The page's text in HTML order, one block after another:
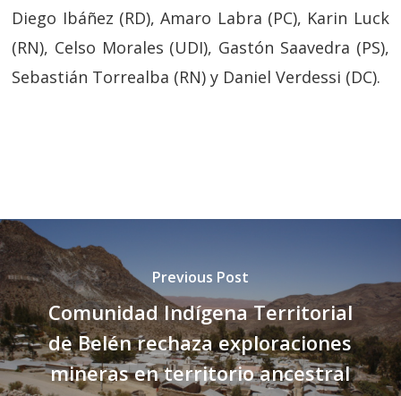
Diego Ibáñez (RD), Amaro Labra (PC), Karin Luck
(RN), Celso Morales (UDI), Gastón Saavedra (PS),
Sebastián Torrealba (RN) y Daniel Verdessi (DC).
Previous Post
Comunidad Indígena Territorial
de Belén rechaza exploraciones
mineras en territorio ancestral